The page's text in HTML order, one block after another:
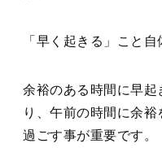
「早く起きる」こと
余裕のある時間に早起
り、午前の時間に余
過ごす事が重要です。